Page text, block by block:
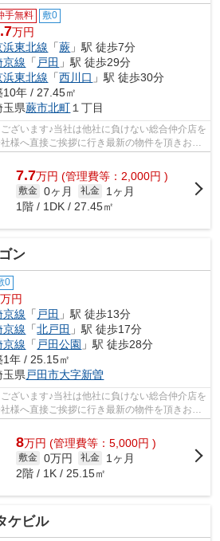
手無料 敷0
万円
浜東北線 「蕨 」駅 徒歩7分
京線 「 戸田 」駅 徒歩29分
浜東北線 「西川口 」駅 徒歩30分
10年 / 27.45㎡
玉県蕨市北町１丁目
ざいます♪当社は他社に負けない総合仲介店を
様へ直接ご挨拶に行き最新の物件を頂きお客
情報は...
7.7万円 (管理費等：2,000円 )
敷金 0ヶ月 礼金
1ヶ月
1階 / 1DK / 27.45㎡
ン
0
万円
京線 「 戸田 」駅 徒歩13分
京線 「北戸田 」駅 徒歩17分
京線 「 戸田公園 」駅 徒歩28分
1年 / 25.15㎡
玉県 戸田市大字新曽
ざいます♪当社は他社に負けない総合仲介店を
様へ直接ご挨拶に行き最新の物件を頂きお客
情報は...
8万円 (管理費等：5,000円 )
敷金 0万円 礼金
1ヶ月
2階 / 1K / 25.15㎡
ケビル